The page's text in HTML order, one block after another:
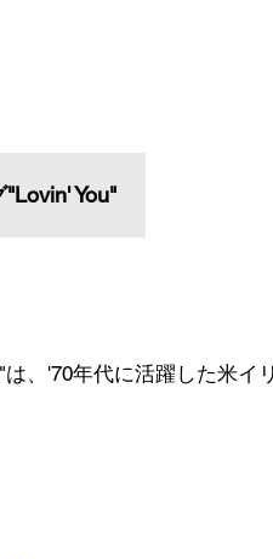
You"
、'70年代に活躍した米イ